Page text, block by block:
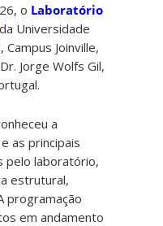
o Laboratório
da Universidade
Campus Joinville,
Jorge Wolfs Gil,
a
as principais
pelo laboratório,
estrutural,
programação
em andamento